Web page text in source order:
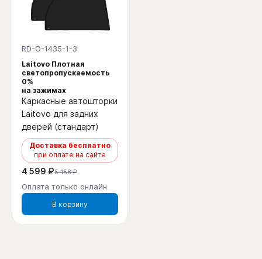
RD-O-1435-1-3
Laitovo Плотная
светопропускаемость
0%
на зажимах
Каркасные автошторки
Laitovo для задних
дверей (стандарт)
Доставка бесплатно
при оплате на сайте
4 599 ₽5 158 ₽
Оплата только онлайн
В корзину